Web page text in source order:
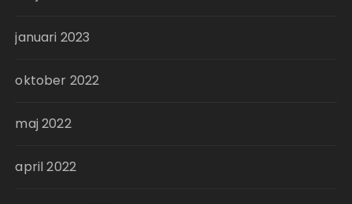
januari 2023
oktober 2022
maj 2022
april 2022